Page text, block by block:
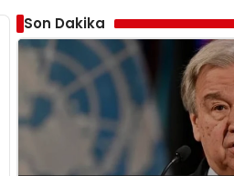
Son Dakika